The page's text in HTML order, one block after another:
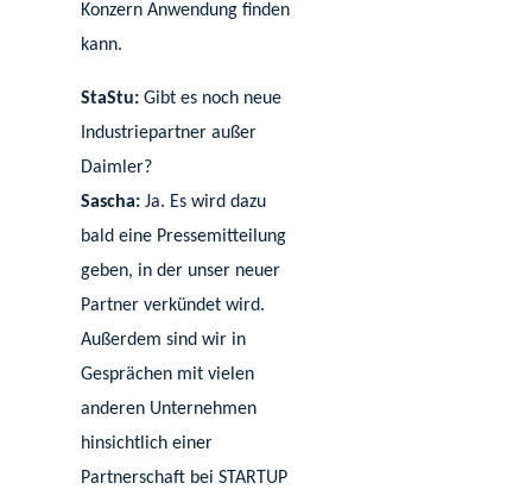
Konzern Anwendung finden
kann.
StaStu:Gibt es noch neue
Industriepartner außer
Daimler?
Sascha: Ja. Es wird dazu
bald eine Pressemitteilung
geben, in der unser neuer
Partner verkündet wird.
Außerdem sind wir in
Gesprächen mit vielen
anderen Unternehmen
hinsichtlich einer
Partnerschaft bei STARTUP